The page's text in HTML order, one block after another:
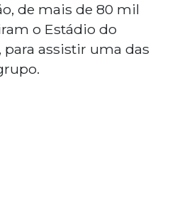
de mais de 80 mil
o Estádio do
para assistir uma das